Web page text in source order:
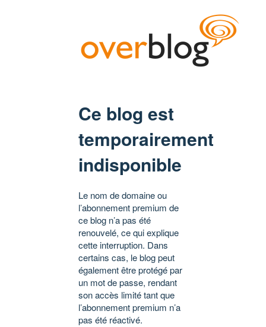
Ce blog est
temporairement
indisponible
Le nom de domaine ou
l’abonnement premium de
ce blog n’a pas été
renouvelé, ce qui explique
cette interruption. Dans
certains cas, le blog peut
également être protégé par
un mot de passe, rendant
son accès limité tant que
l’abonnement premium n’a
pas été réactivé.